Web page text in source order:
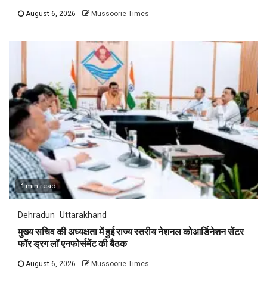
August 6, 2026 Mussoorie Times
1 min read
Dehradun Uttarakhand
मुख्य सचिव की अध्यक्षता में हुई राज्य स्तरीय नेशनल कोआर्डिनेशन सेंटर
फॉर ड्रग लॉ एनफोर्समेंट की बैठक
August 6, 2026 Mussoorie Times